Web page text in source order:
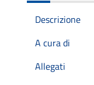
Descrizione
A cura di
Allegati